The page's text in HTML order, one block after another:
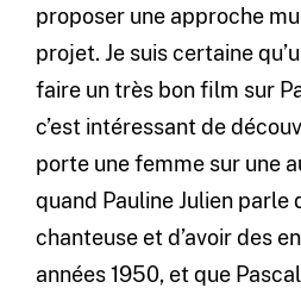
proposer une approche
projet. Je suis certaine
faire un très bon film sur
c’est intéressant de
porte une femme sur une
quand Pauline Julien parle
chanteuse et d’avoir des
années 1950, et que